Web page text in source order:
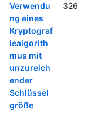
Verwendu
ng eines
Kryptograf
iealgorith
mus mit
unzureich
ender
Schlüssel
größe
326